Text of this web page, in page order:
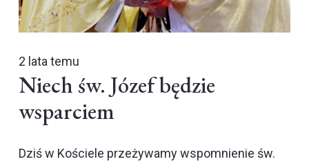
2 lata temu
Niech św. Józef będzie
wsparciem
Dziś w Kościele przeżywamy wspomnienie św.